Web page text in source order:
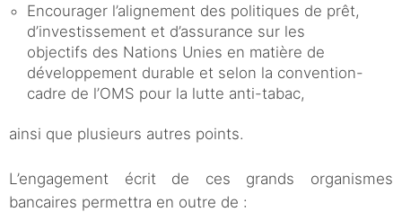
Encourager l’alignement des politiques de prêt,
d’investissement et d’assurance sur les
objectifs des Nations Unies en matière de
développement durable et selon la convention-
cadre de l’OMS pour la lutte anti-tabac,
ainsi que plusieurs autres points.
L’engagement écrit de ces grands organismes
bancaires permettra en outre de :